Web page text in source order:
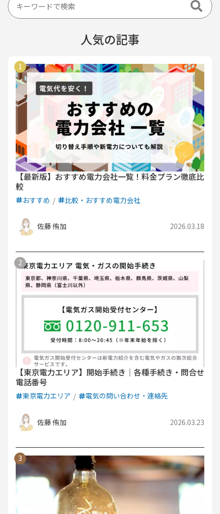
人気の記事
【最新版】おすすめ電力会社一覧！料金プラン徹底比
較
おすすめ 比較・おすすめ電力会社
佐藤 侑加 2026.03.18
【東京電力エリア】開始手続き｜各種手続き・問合せ
電話番号
東京電力エリア 電気の問い合わせ・連絡先
佐藤 侑加 2026.03.23